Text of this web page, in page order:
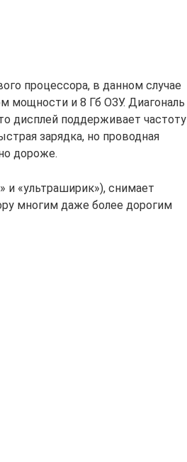
процессора, в данном случае
мощности и 8 Гб ОЗУ. Диагональ
дисплей поддерживает частоту
зарядка, но проводная
дороже.
и «ультраширик»), снимает
многим даже более дорогим